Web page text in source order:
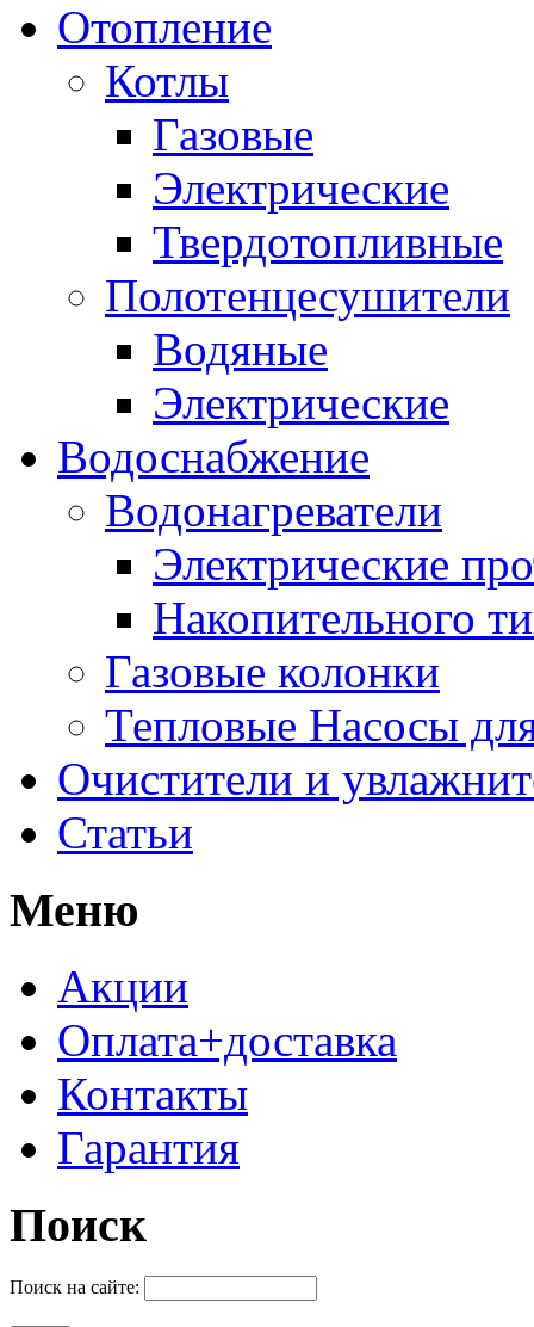
Отопление
Котлы
Газовые
Электрические
Твердотопливные
Полотенцесушители
Водяные
Электрические
Водоснабжение
Водонагреватели
Электрические
Накопительного
Газовые колонки
Тепловые Насосы
Очистители и
Статьи
Меню
Акции
Оплата+доставка
Контакты
Гарантия
Поиск
Поиск на сайте: